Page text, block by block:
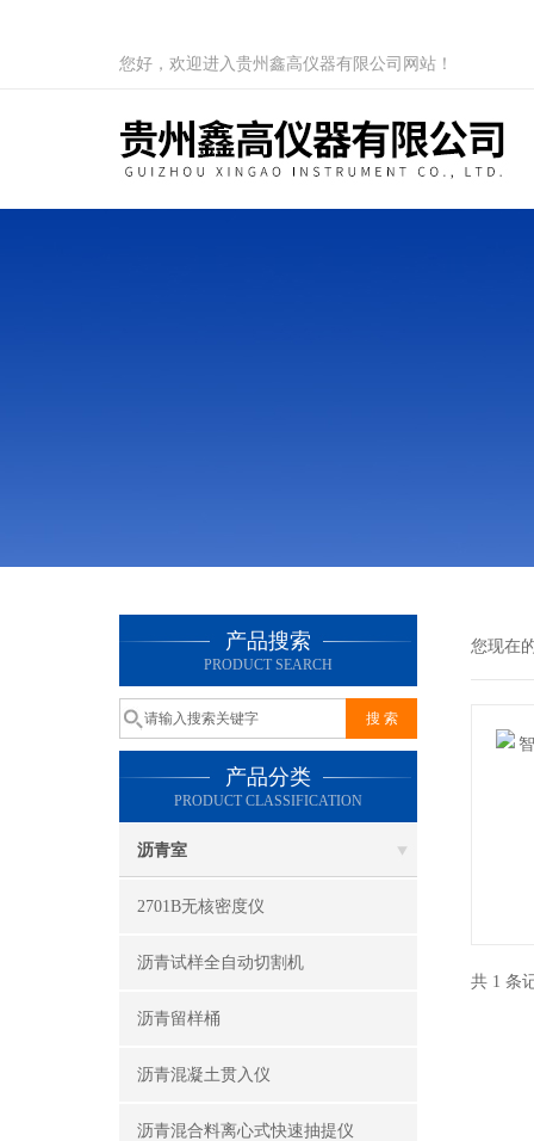
您好，欢迎进入贵州鑫高仪器有限公司网站！
产品搜索
PRODUCT SEARCH
产品分类
PRODUCT CLASSIFICATION
沥青室
2701B无核密度仪
沥青试样全自动切割机
沥青留样桶
沥青混凝土贯入仪
沥青混合料离心式快速抽提仪
您现在
共 1 条